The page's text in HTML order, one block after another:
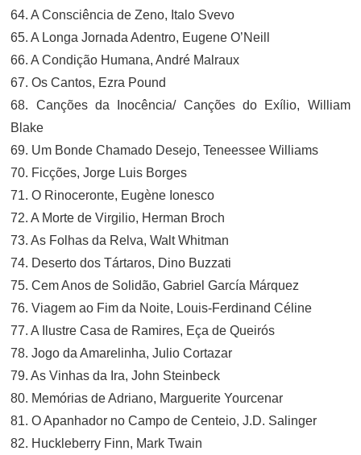
64. A Consciência de Zeno, Italo Svevo
65. A Longa Jornada Adentro, Eugene O’Neill
66. A Condição Humana, André Malraux
67. Os Cantos, Ezra Pound
68. Canções da Inocência/ Canções do Exílio, William
Blake
69. Um Bonde Chamado Desejo, Teneessee Williams
70. Ficções, Jorge Luis Borges
71. O Rinoceronte, Eugène Ionesco
72. A Morte de Virgilio, Herman Broch
73. As Folhas da Relva, Walt Whitman
74. Deserto dos Tártaros, Dino Buzzati
75. Cem Anos de Solidão, Gabriel García Márquez
76. Viagem ao Fim da Noite, Louis-Ferdinand Céline
77. A Ilustre Casa de Ramires, Eça de Queirós
78. Jogo da Amarelinha, Julio Cortazar
79. As Vinhas da Ira, John Steinbeck
80. Memórias de Adriano, Marguerite Yourcenar
81. O Apanhador no Campo de Centeio, J.D. Salinger
82. Huckleberry Finn, Mark Twain